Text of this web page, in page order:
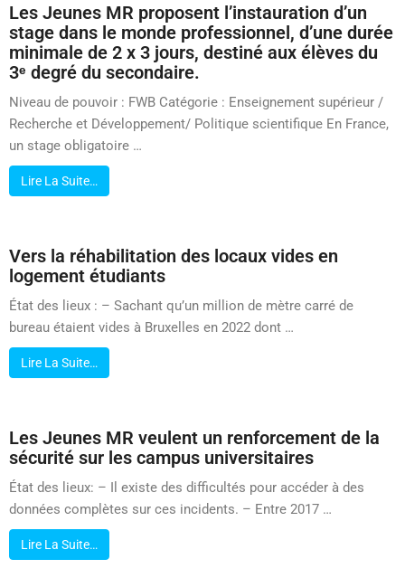
Les Jeunes MR proposent l’instauration d’un
stage dans le monde professionnel, d’une durée
minimale de 2 x 3 jours, destiné aux élèves du
3ᵉ degré du secondaire.
Niveau de pouvoir : FWB Catégorie : Enseignement supérieur /
Recherche et Développement/ Politique scientifique En France,
un stage obligatoire …
Lire La Suite…
Vers la réhabilitation des locaux vides en
logement étudiants
État des lieux : – Sachant qu’un million de mètre carré de
bureau étaient vides à Bruxelles en 2022 dont …
Lire La Suite…
Les Jeunes MR veulent un renforcement de la
sécurité sur les campus universitaires
État des lieux: – Il existe des difficultés pour accéder à des
données complètes sur ces incidents. – Entre 2017 …
Lire La Suite…